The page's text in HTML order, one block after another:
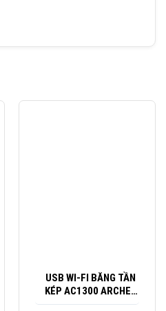
USB WI-FI BĂNG TẦN
KÉP AC1300 ARCHER
T4U